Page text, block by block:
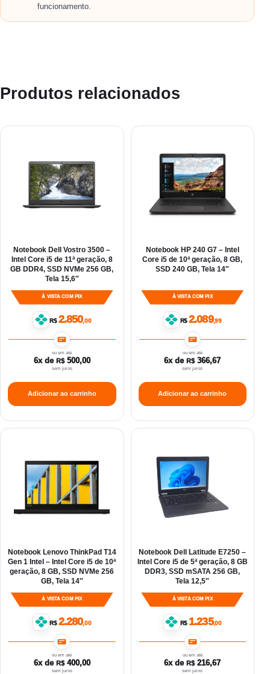
funcionamento.
Produtos relacionados
Notebook Dell Vostro 3500 –
Intel Core i5 de 11ª geração, 8
GB DDR4, SSD NVMe 256 GB,
Tela 15,6″
À VISTA COM PIX
R$ 2.850,00
ou em até
6x de R$500,00
sem juros
Adicionar ao carrinho
Notebook HP 240 G7 – Intel
Core i5 de 10ª geração, 8 GB,
SSD 240 GB, Tela 14″
À VISTA COM PIX
R$2.089,99
ou em até
6x deR$366,67
sem juros
Adicionar ao carrinho
Notebook Lenovo ThinkPad T14
Gen 1 Intel – Intel Core i5 de 10ª
geração, 8 GB, SSD NVMe 256
GB, Tela 14″
À VISTA COM PIX
R$ 2.280,00
ou em até
6x de R$400,00
sem juros
Notebook Dell Latitude E7250 –
Intel Core i5 de 5ª geração, 8 GB
DDR3, SSD mSATA 256 GB,
Tela 12,5″
À VISTA COM PIX
R$ 1.235,00
ou em até
6x deR$216,67
sem juros